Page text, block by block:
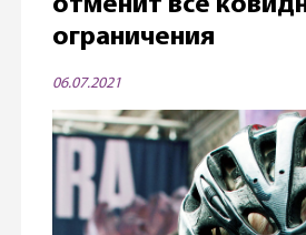
отменит все
ограничения
06.07.2021